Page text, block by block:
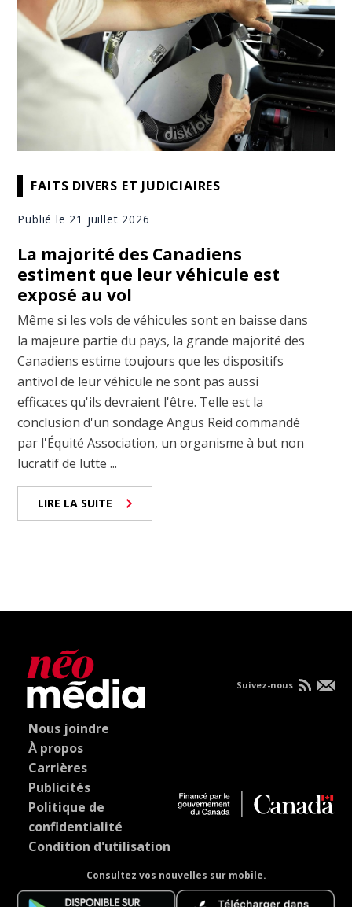
FAITS DIVERS ET JUDICIAIRES
Publié le 21 juillet 2026
La majorité des Canadiens
estiment que leur véhicule est
exposé au vol
Même si les vols de véhicules sont en baisse dans
la majeure partie du pays, la grande majorité des
Canadiens estime toujours que les dispositifs
antivol de leur véhicule ne sont pas aussi
efficaces qu'ils devraient l'être. Telle est la
conclusion d'un sondage Angus Reid commandé
par l'Équité Association, un organisme à but non
lucratif de lutte ...
LIRE LA SUITE
Nous joindre
À propos
Carrières
Publicités
Politique de
confidentialité
Condition d'utilisation
Consultez vos nouvelles sur mobile.
Suivez-nous